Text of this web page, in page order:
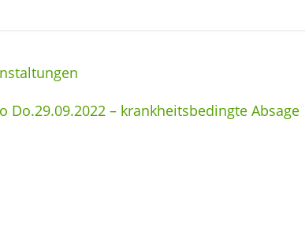
Do.29.09.2022 – krankheitsbedingte Absage